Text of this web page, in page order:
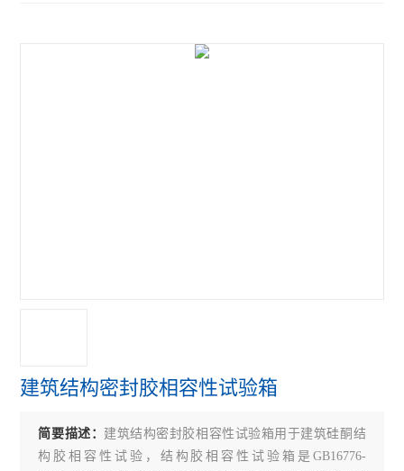
建筑结构密封胶相容性试验箱
简要描述： 建筑结构密封胶相容性试验箱用于建筑硅酮结
构胶相容性试验，结构胶相容性试验箱是GB16776-